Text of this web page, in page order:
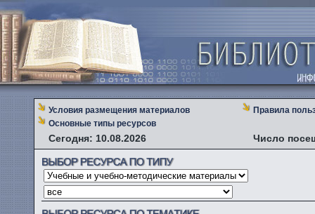
Условия размещения материалов
Правила
Основные типы ресурсов
Сегодня: 10.08.2026 Число